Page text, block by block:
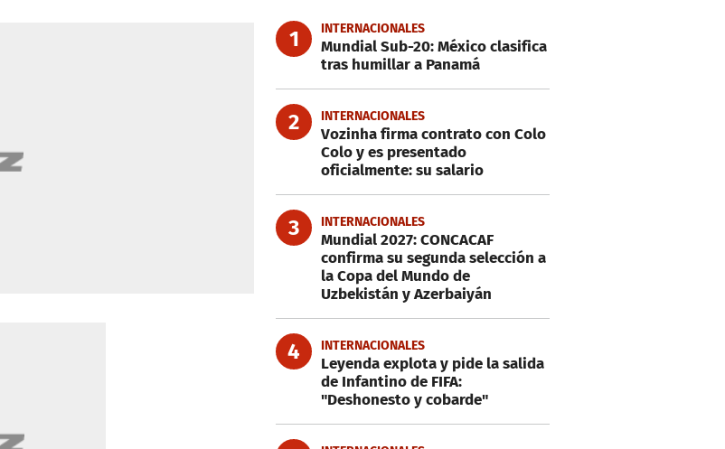
1 INTERNACIONALES
Mundial Sub-20: México clasifica
tras humillar a Panamá
2 INTERNACIONALES
Vozinha firma contrato con Colo
Colo y es presentado
oficialmente: su salario
3 INTERNACIONALES
Mundial 2027: CONCACAF
confirma su segunda selección a
la Copa del Mundo de
Uzbekistán y Azerbaiyán
4 INTERNACIONALES
Leyenda explota y pide la salida
de Infantino de FIFA:
"Deshonesto y cobarde"